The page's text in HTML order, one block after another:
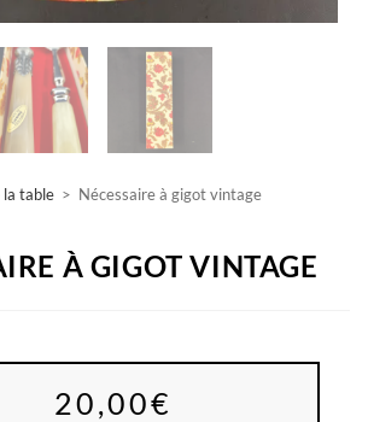
table > Nécessaire à gigot vintage
À GIGOT VINTAGE
20,00€